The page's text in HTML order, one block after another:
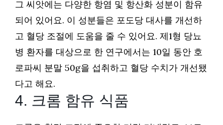
그 씨앗에는 다양한 항염 및 항산화 성분이 함유
되어 있어요. 이 성분들은 포도당 대사를 개선하
고 혈당 조절에 도움을 줄 수 있어요. 제1형 당뇨
병 환자를 대상으로 한 연구에서는 10일 동안 호
로파씨 분말 50g을 섭취하고 혈당 수치가 개선됐
다고 해요.
4. 크롬 함유 식품